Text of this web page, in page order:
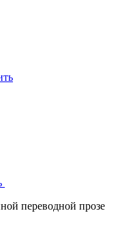
переводной прозе